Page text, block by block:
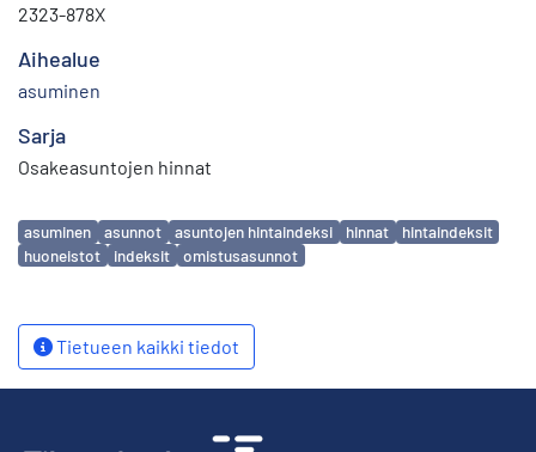
2323-878X
Aihealue
asuminen
Sarja
Osakeasuntojen hinnat
Avainsanat
asuminen asunnot asuntojen hintaindeksi hinnat
hintaindeksit
huoneistot
indeksit omistusasunnot
Tietueen kaikki tiedot